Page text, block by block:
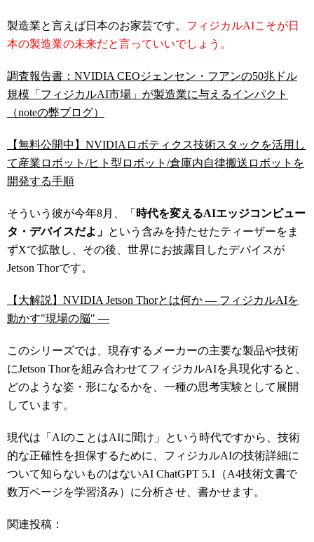
製造業と言えば日本のお家芸です。 フィジカルAIこそが日
本の製造業の未来だと言っていいでしょう。
調査報告書：NVIDIA CEOジェンセン・フアンの50兆ドル
規模「フィジカルAI市場」が製造業に与えるインパクト
（noteの弊ブログ）
【無料公開中】NVIDIAロボティクス技術スタックを活用し
て産業ロボット/ヒト型ロボット/倉庫内自律搬送ロボットを
開発する手順
そういう彼が今年8月、「 時代を変えるAIエッジコンピュー
タ・デバイスだよ」 という含みを持たせたティーザーをま
ずXで拡散し、その後、世界にお披露目したデバイスが
Jetson Thorです。
【大解説】NVIDIA Jetson Thorとは何か ― フィジカルAIを
動かす"現場の脳" ―
このシリーズでは、現存するメーカーの主要な製品や技術
にJetson Thorを組み合わせてフィジカルAIを具現化すると、
どのような姿・形になるかを、一種の思考実験として展開
しています。
現代は「AIのことはAIに聞け」という時代ですから、技術
的な正確性を担保するために、フィジカルAIの技術詳細に
ついて知らないものはないAI ChatGPT 5.1（A4技術文書で
数万ページを学習済み）に分析させ、書かせます。
関連投稿：